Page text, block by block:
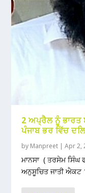
2 ਅਪ੍ਰੈਲ ਨੂੰ
ਪੰਜਾਬ ਭਰ ਵਿੱਚ
by Manpreet |Apr 2,
ਮਾਨਸਾ ( ਤਰਸੇਮ ਸਿੰਘ
ਅਨੁਸੂਚਿਤ ਜਾਤੀ ਐਕਟ